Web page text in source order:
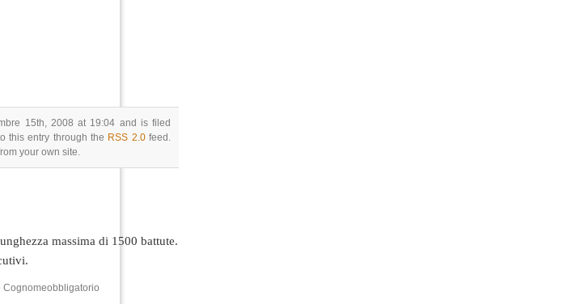
15th, 2008 at 19:04 and is filed
this entry through the RSS 2.0feed.
your own site.
massima di 1500 battute.
Cognomeobbligatorio